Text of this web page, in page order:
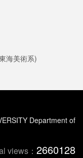
海美術系)
Department of
views： 2660128